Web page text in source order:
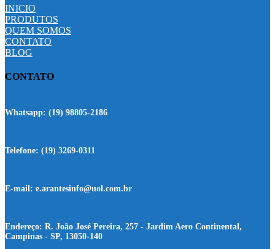
INICIO
PRODUTOS
QUEM SOMOS
CONTATO
BLOG
CONTATO
Whatsapp: (19) 98805-2186
Telefone: (19) 3269-0311
E-mail: e.arantesinfo@uol.com.br
Endereço: R. João José Pereira, 257 - Jardim Aero Continental,
Campinas - SP, 13050-140